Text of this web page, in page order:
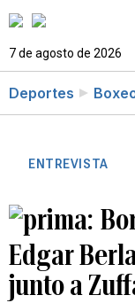
7 de agosto de 2026
Deportes
ENTREVISTA
Edgar
junto a